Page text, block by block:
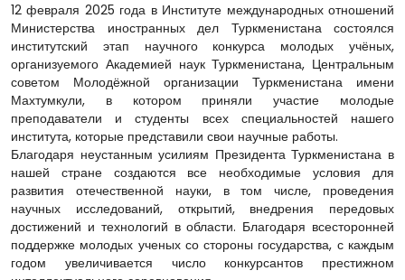
12 февраля 2025 года в Институте международных отношений
Министерства иностранных дел Туркменистана состоялся
институтский этап научного конкурса молодых учёных,
организуемого Академией наук Туркменистана, Центральным
советом Молодёжной организации Туркменистана имени
Махтумкули, в котором приняли участие молодые
преподаватели и студенты всех специальностей нашего
института, которые представили свои научные работы.
Благодаря неустанным усилиям Президента Туркменистана в
нашей стране создаются все необходимые условия для
развития отечественной науки, в том числе, проведения
научных исследований, открытий, внедрения передовых
достижений и технологий в области. Благодаря всесторонней
поддержке молодых ученых со стороны государства, с каждым
годом увеличивается число конкурсантов престижном